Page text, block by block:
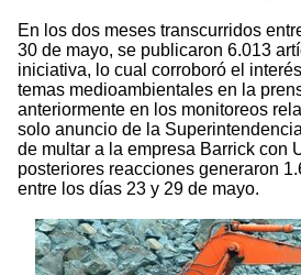
En los dos meses transcurridos
30 de mayo, se publicaron 6.013
iniciativa, lo cual corroboró el
temas medioambientales en la
anteriormente en los monitoreos
solo anuncio de la
de multar a la empresa Barrick con
posteriores reacciones generaron
entre los días 23 y 29 de mayo.